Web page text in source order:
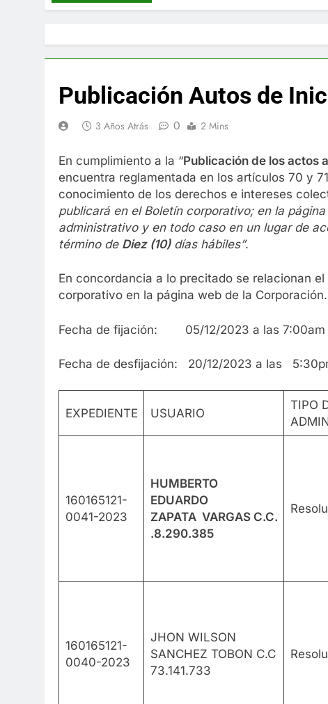
Publicación Autos de
3 Años Atrás 0 2 Mins
En cumplimiento a la “Publicación de los actos
encuentra reglamentada en los artículos 70 y
conocimiento de los derechos e intereses
publicará en el Boletín corporativo; en la
administrativo y en todo caso en un lugar de
término de Diez (10)días hábiles”.
En concordancia a lo precitado se relacionan
corporativo en la página web de la Corporación.
Fecha de fijación: 05/12/2023 a las 7:00am
Fecha de desfijación: 20/12/2023 a las
EXPEDIENTE USUARIO
TIPO
160165121-
0041-2023
HUMBERTO
EDUARDO
ZAPATA VARGAS C.C.
.8.290.385
160165121-
0040-2023
JHON WILSON
SANCHEZ TOBON C.C
73.141.733